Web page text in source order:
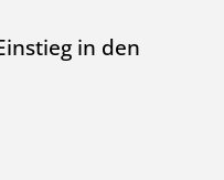
in den
in den